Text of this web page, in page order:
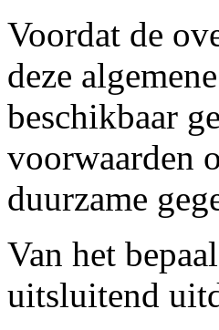
Voordat de
deze
beschikbaar
voorwaarden
duurzame
Van het
uitsluitend